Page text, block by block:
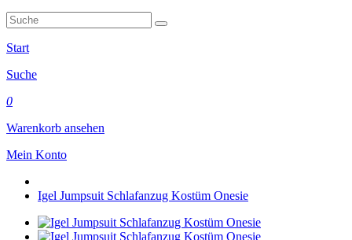
Start
Suche
0
Warenkorb ansehen
Mein Konto
Igel Jumpsuit Schlafanzug Kostüm Onesie